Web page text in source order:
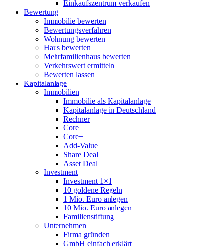
Einkaufszentrum verkaufen
Bewertung
Immobilie bewerten
Bewertungsverfahren
Wohnung bewerten
Haus bewerten
Mehrfamilienhaus bewerten
Verkehrswert ermitteln
Bewerten lassen
Kapitalanlage
Immobilien
Immobilie als Kapitalanlage
Kapitalanlage in Deutschland
Rechner
Core
Core+
Add-Value
Share Deal
Asset Deal
Investment
Investment 1×1
10 goldene Regeln
1 Mio. Euro anlegen
10 Mio. Euro anlegen
Familienstiftung
Unternehmen
Firma gründen
GmbH einfach erklärt